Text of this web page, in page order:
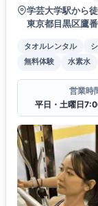
学芸大学駅から
東京都目黒区鷹
タオルレンタル
無料体験
水素水
営業時
平日・土曜日